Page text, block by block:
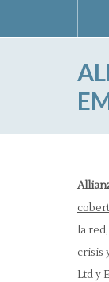
la
crisis
Ltd y